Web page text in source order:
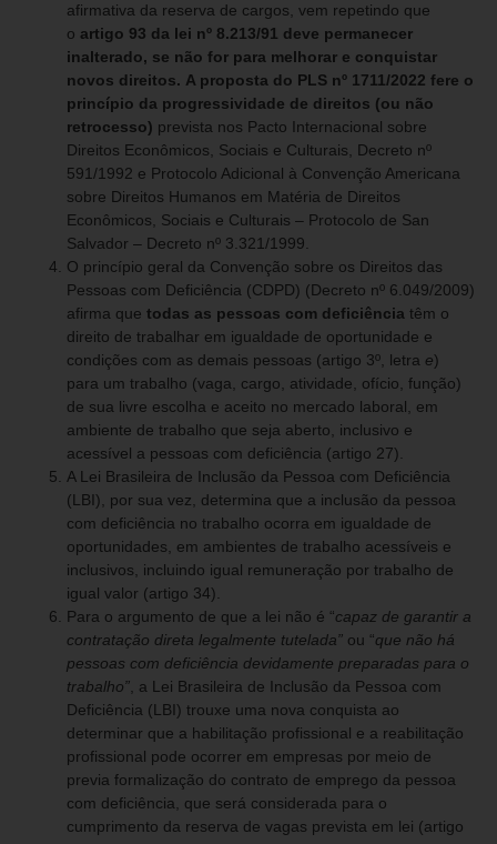
afirmativa da reserva de cargos, vem repetindo que
o artigo 93 da lei nº 8.213/91 deve permanecer
inalterado, se não for para melhorar e conquistar
novos direitos. A proposta do PLS nº 1711/2022 fere o
princípio da progressividade de direitos (ou não
retrocesso) prevista nos Pacto Internacional sobre
Direitos Econômicos, Sociais e Culturais, Decreto nº
591/1992 e Protocolo Adicional à Convenção Americana
sobre Direitos Humanos em Matéria de Direitos
Econômicos, Sociais e Culturais – Protocolo de San
Salvador – Decreto nº 3.321/1999.
O princípio geral da Convenção sobre os Direitos das
Pessoas com Deficiência (CDPD) (Decreto nº 6.049/2009)
afirma que todas as pessoas com deficiência têm o
direito de trabalhar em igualdade de oportunidade e
condições com as demais pessoas (artigo 3º, letra e)
para um trabalho (vaga, cargo, atividade, ofício, função)
de sua livre escolha e aceito no mercado laboral, em
ambiente de trabalho que seja aberto, inclusivo e
acessível a pessoas com deficiência (artigo 27).
A Lei Brasileira de Inclusão da Pessoa com Deficiência
(LBI), por sua vez, determina que a inclusão da pessoa
com deficiência no trabalho ocorra em igualdade de
oportunidades, em ambientes de trabalho acessíveis e
inclusivos, incluindo igual remuneração por trabalho de
igual valor (artigo 34).
Para o argumento de que a lei não é “capaz de garantir a
contratação direta legalmente tutelada” ou “que não há
pessoas com deficiência devidamente preparadas para o
trabalho”, a Lei Brasileira de Inclusão da Pessoa com
Deficiência (LBI) trouxe uma nova conquista ao
determinar que a habilitação profissional e a reabilitação
profissional pode ocorrer em empresas por meio de
previa formalização do contrato de emprego da pessoa
com deficiência, que será considerada para o
cumprimento da reserva de vagas prevista em lei (artigo